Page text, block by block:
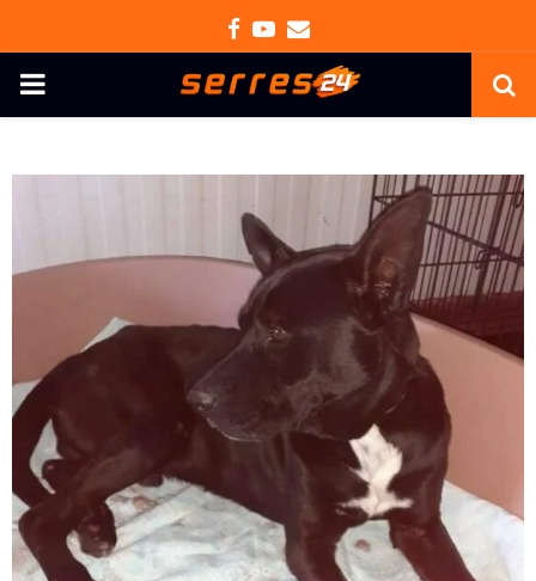
Facebook
Youtube
Email
PRIMARY